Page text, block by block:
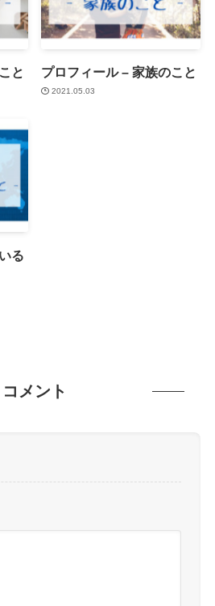
と プロフィール – 家族のこと
2021.05.03
る
コメント